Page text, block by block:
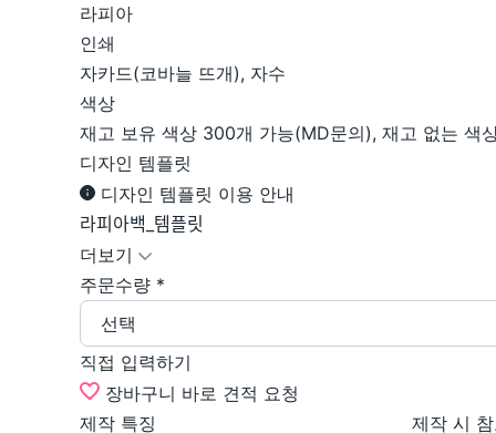
라피아
인쇄
자카드(코바늘 뜨개), 자수
색상
재고 보유 색상 300개 가능(MD문의), 재고 없는 색
디자인 템플릿
디자인 템플릿 이용 안내
라피아백_템플릿
더보기
주문수량 *
선택
직접 입력하기
장바구니 바로 견적 요청
제작 특징
제작 시